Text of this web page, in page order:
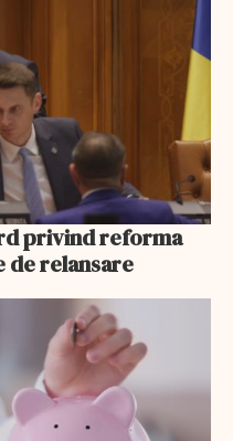
privind reforma
de relansare